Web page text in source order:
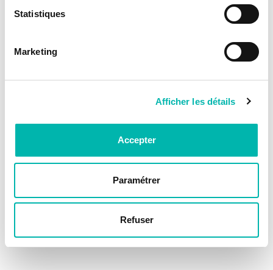
Statistiques
Marketing
Afficher les détails
Accepter
Paramétrer
Refuser